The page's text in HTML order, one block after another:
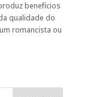
benefícios
qualidade do
romancista ou